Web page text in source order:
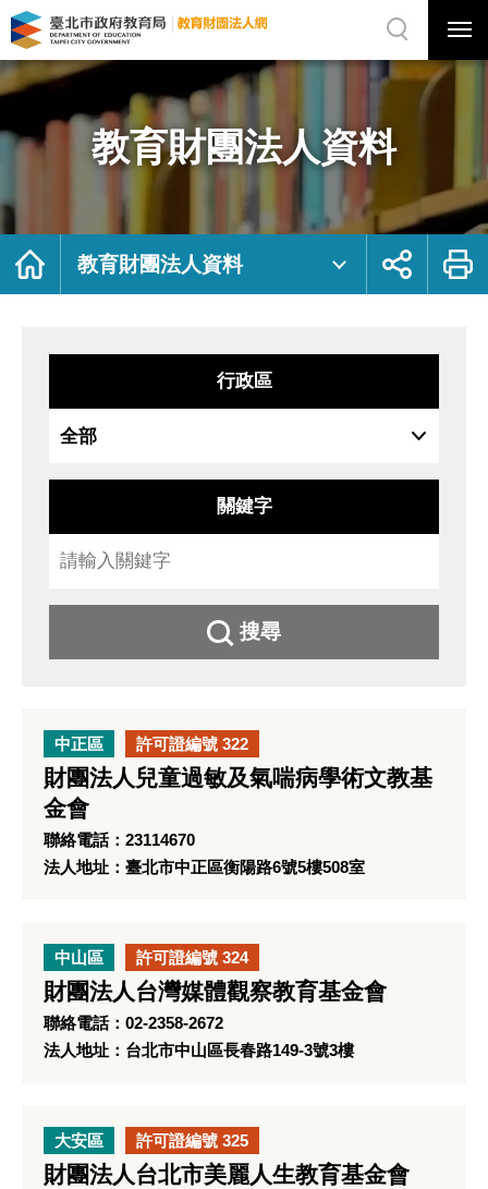
教
育
團
資
料
府
局
法
網
站
選
選
單
關
網
站
尋
教育財團法人資料
首
教育財團法人資料
展
鈕
列
行政區
關鍵字
搜尋
中正區 許可證編號 322
財團法人兒童過敏及氣喘病學術文教基
金會
聯絡電話：23114670
法人地址：臺北市中正區衡陽路6號5樓508室
中山區 許可證編號 324
財團法人台灣媒體觀察教育基金會
聯絡電話：02-2358-2672
法人地址：台北市中山區長春路149-3號3樓
大安區 許可證編號 325
財團法人台北市美麗人生教育基金會